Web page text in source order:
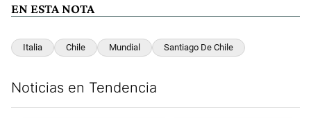
EN ESTA NOTA
Italia Chile Mundial Santiago De Chile
Noticias en Tendencia